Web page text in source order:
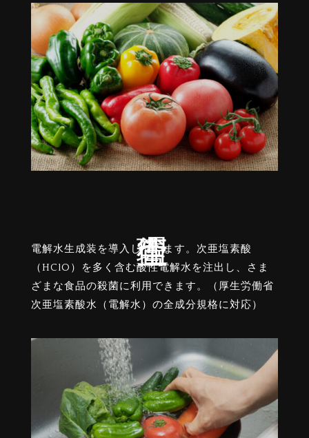
電解水生成装を導入しています。次亜塩素酸
（HClO）を多く含む酸性電解水を注出し、さま
ざまな食品の殺菌に利用できます。（厚生労働省
次亜塩素酸水（電解水）の全成分規格に対応）